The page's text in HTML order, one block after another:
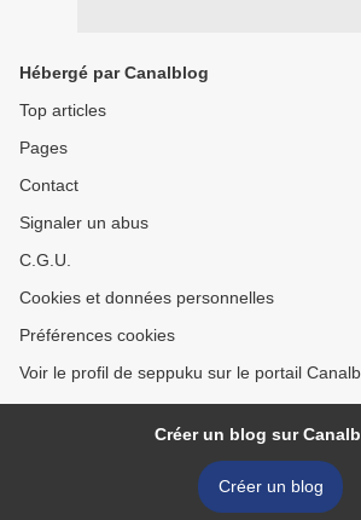
Hébergé par Canalblog
Top articles
Pages
Contact
Signaler un abus
C.G.U.
Cookies et données personnelles
Préférences cookies
Voir le profil de seppuku sur le portail
Créer un blog sur
Créer un blog